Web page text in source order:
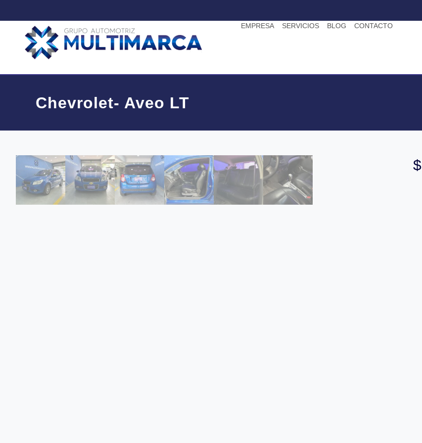
EMPRESA SERVICIOS BLOG CONTACTO
Chevrolet- Aveo LT
$